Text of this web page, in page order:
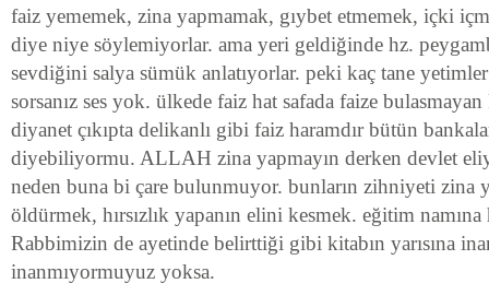
faiz yememek, zina yapmamak, gıybet etmemek, içki
diye niye söylemiyorlar. ama yeri geldiğinde hz.
sevdiğini salya sümük anlatıyorlar. peki kaç tane
sorsanız ses yok. ülkede faiz hat safada faize
diyanet çıkıpta delikanlı gibi faiz haramdır bütün
diyebiliyormu. ALLAH zina yapmayın derken devlet
neden buna bi çare bulunmuyor. bunların zihniyeti zina
öldürmek, hırsızlık yapanın elini kesmek. eğitim
Rabbimizin de ayetinde belirttiği gibi kitabın yarısına
inanmıyormuyuz yoksa.